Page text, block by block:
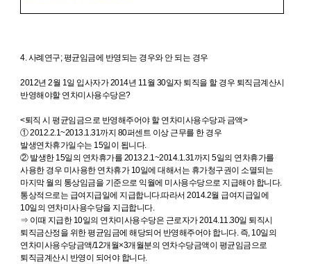
4. 사례연구; 평균임금에 반영되는 경우와 안 되는 경우
2012년 2월 1일 입사자가 2014년 11월 30일자 퇴직을 할 경우 퇴직금계산시
반영해야할 연차미사용수당은?
<퇴직 시 평균임금으로 반영해주어야 할 연차미사용수당과 금액>
① 2012.2.1~2013.1.31까지 80퍼센트 이상 근무를 한 경우
발생연차휴가일수는 15일이 됩니다.
② 발생한 15일의 연차휴가를 2013.2.1~2014.1.31까지 5일의 연차휴가를
사용한 경우 미사용한 연차휴가 10일에 대해서는 휴가청구권이 소멸되는
마지막 월의 통상임금을 기준으로 익월에 미사용수당으로 지급해야 합니다.
통상적으로는 급여지급일에 지급합니다.따라서 2014.2월 급여지급일에
10일의 연차미사용수당을 지급합니다.
⇒ 이때 지급한 10일의 연차미사용수당은 근로자가 2014.11.30일 퇴직시
퇴직금산정을 위한 평균임금에 해당되어 반영해주어야 합니다. 즉, 10일의
연차미사용수당금액/12개월×3개월분의 연차수당금액이 평균임금으로
퇴직금계산시 반영이 되어야 합니다.